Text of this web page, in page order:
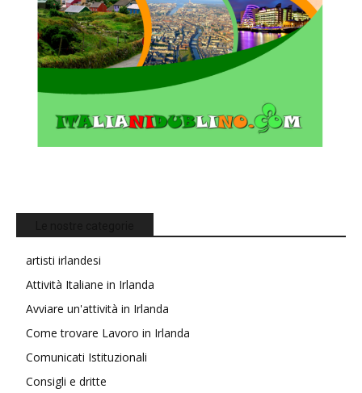
artisti irlandesi
Attività Italiane in Irlanda
Avviare un'attività in Irlanda
Come trovare Lavoro in Irlanda
Comunicati Istituzionali
Consigli e dritte